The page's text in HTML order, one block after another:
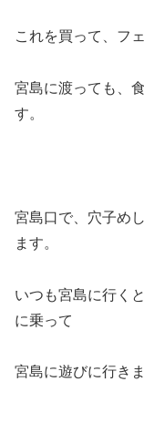
これを買って、フ
宮島に渡っても、
す。
宮島口で、穴子め
ます。
いつも宮島に行く
に乗って
宮島に遊びに行きま